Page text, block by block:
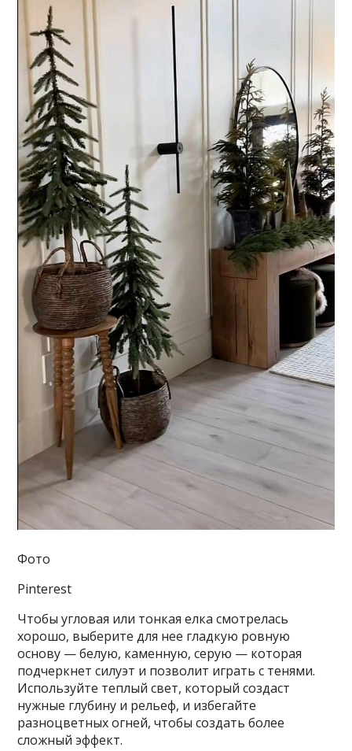
Фото
Pinterest
Чтобы угловая или тонкая елка смотрелась
хорошо, выберите для нее гладкую ровную
основу — белую, каменную, серую — которая
подчеркнет силуэт и позволит играть с тенями.
Используйте теплый свет, который создаст
нужные глубину и рельеф, и избегайте
разноцветных огней, чтобы создать более
сложный эффект.